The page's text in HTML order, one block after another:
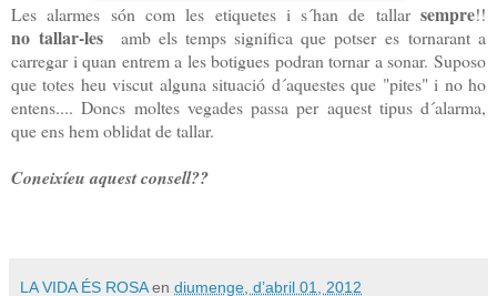
Les alarmes són com les etiquetes i s´han de tallar sempre!!
no tallar-les
amb els temps significa que potser es tornarant a
carregar i quan entrem a les botigues podran tornar a sonar. Suposo
que totes heu viscut alguna situació d´aquestes que "pites" i no ho
entens.... Doncs moltes vegades passa per aquest tipus d´alarma,
que ens hem oblidat de tallar.
Coneixíeu aquest consell??
LA VIDA ÉS ROSA en diumenge, d’abril 01, 2012